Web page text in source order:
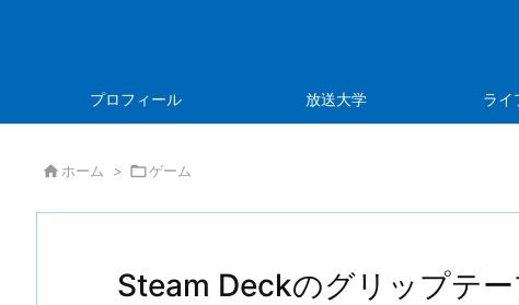
プロフィール 放送大学 ライ
 ホーム > ゲーム
Steam Deckのグリップテ